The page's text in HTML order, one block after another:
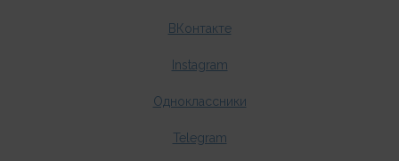
ВКонтакте
Instagram
Одноклассники
Telegram